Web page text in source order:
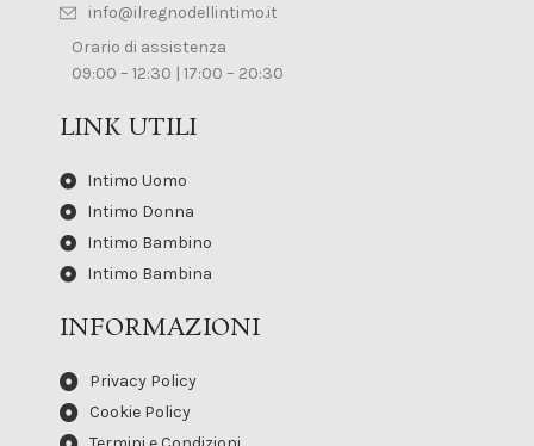
info@ilregnodellintimo.it
Orario di assistenza
09:00 – 12:30 | 17:00 – 20:30
LINK UTILI
Intimo Uomo
Intimo Donna
Intimo Bambino
Intimo Bambina
INFORMAZIONI
Privacy Policy
Cookie Policy